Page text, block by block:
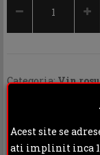
Categoria:Vin rosu
Rating:
Acest site se
ati implinit inca